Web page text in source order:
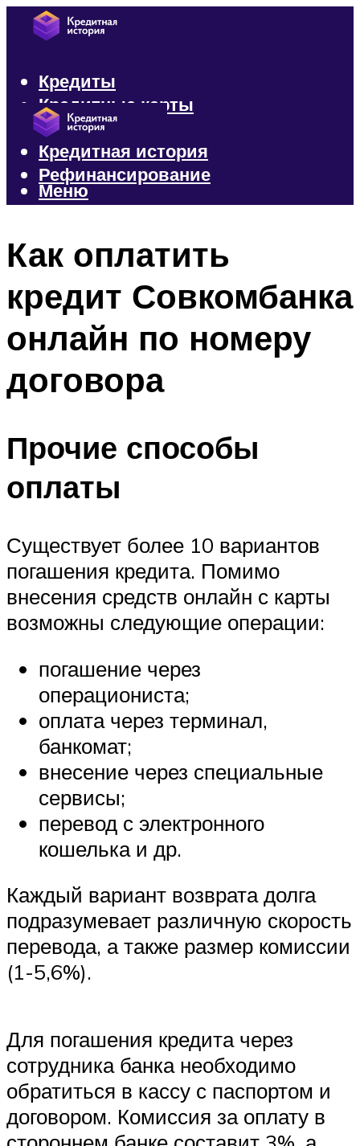
Кредиты
Кредитные карты
Микрозаймы
Кредитная история
Рефинансирование
Меню
Как оплатить
кредит Совкомбанка
онлайн по номеру
договора
Прочие способы
оплаты
Существует более 10 вариантов
погашения кредита. Помимо
внесения средств онлайн с карты
возможны следующие операции:
погашение через
операциониста;
оплата через терминал,
банкомат;
внесение через специальные
сервисы;
перевод с электронного
кошелька и др.
Каждый вариант возврата долга
подразумевает различную скорость
перевода, а также размер комиссии
(1-5,6%).
Для погашения кредита через
сотрудника банка необходимо
обратиться в кассу с паспортом и
договором. Комиссия за оплату в